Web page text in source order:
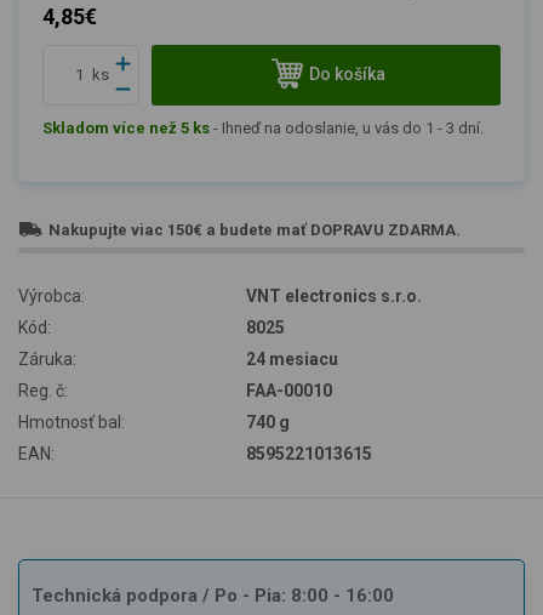
4,85€
ks Do košíka
Skladom více než 5 ks - Ihneď na odoslanie, u vás do 1 - 3 dní.
Nakupujte viac 150€ a budete mať DOPRAVU ZDARMA.
Výrobca:
VNT electronics s.r.o.
Kód:
8025
Záruka:
24 mesiacu
Reg. č:
FAA-00010
Hmotnosť bal:
740 g
EAN:
8595221013615
Technická podpora / Po - Pia: 8:00 - 16:00